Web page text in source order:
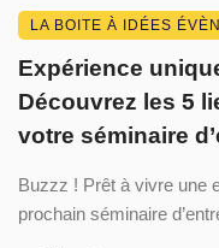
LA BOITE À IDÉES
Expérience
Découvrez les 5
votre séminaire
Buzzz ! Prêt à vivre une
prochain séminaire